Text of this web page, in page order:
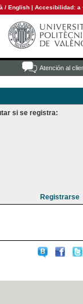
/ English | Accesibilidad: a ·
Atención al
si se registra: